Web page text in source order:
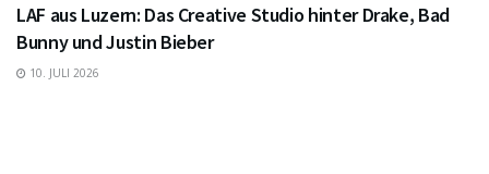
LAF aus Luzern: Das Creative Studio hinter Drake, Bad
Bunny und Justin Bieber
10. JULI 2026